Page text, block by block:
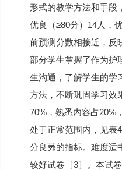
形式的教学方法和手段
优良（≥80分）14人，
前预测分数相接近，反
部分学生掌握了作为护
生沟通，了解学生的学
方法，不断巩固学习效
70%，熟悉内容占20%
处于正常范围内，见表
分良莠的指标。难度适
较好试卷［3］。本试